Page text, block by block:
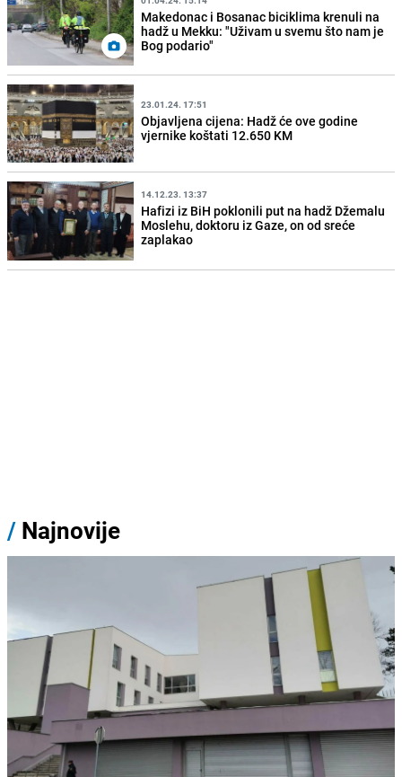
Makedonac i Bosanac biciklima krenuli na
hadž u Mekku: "Uživam u svemu što nam je
Bog podario"
23.01.24. 17:51
Objavljena cijena: Hadž će ove godine
vjernike koštati 12.650 KM
14.12.23. 13:37
Hafizi iz BiH poklonili put na hadž Džemalu
Moslehu, doktoru iz Gaze, on od sreće
zaplakao
/ Najnovije